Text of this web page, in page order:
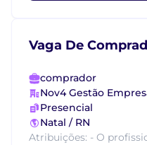
Vaga De
comprador
Nov4 Gestão
Presencial
Natal / RN
Atribuições: - O